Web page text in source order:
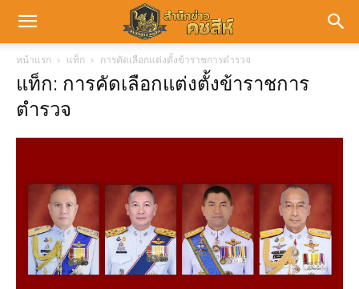
หน้าแรก แท็ก การคัดเลือกแต่งตั้งข้าราชการตำรวจ
แท็ก: การคัดเลือกแต่งตั้งข้าราชการ
ตำรวจ